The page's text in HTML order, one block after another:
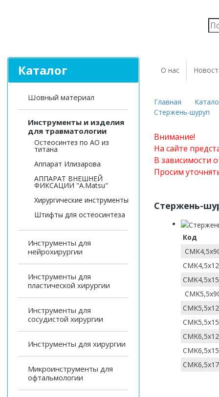
Каталог
Шовный материал
Инструменты и изделия
для травматологии
Остеосинтез по АО из
титана
Аппарат Илизарова
АППАРАТ ВНЕШНЕЙ
ФИКСАЦИИ "A.Matsu"
Хирургические инструменты
Штифты для остеосинтеза
Инструменты для
нейрохирургии
Инструменты для
пластической хирургии
Инструменты для
сосудистой хирургии
Инструменты для хирургии
Микроинструменты для
офтальмологии
О нас
Главная
Стержень-шуруп
Внимание!
На сайте
В зависимости
Просим
Стержень-
Код